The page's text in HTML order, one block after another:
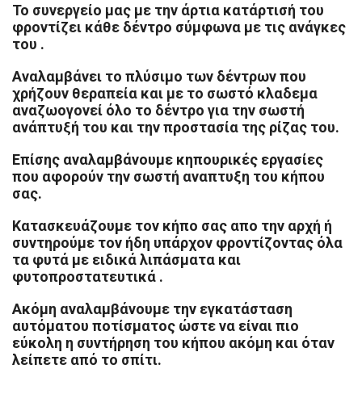
Το συνεργείο μας με την άρτια κατάρτισή του
φροντίζει κάθε δέντρο σύμφωνα με τις ανάγκες
του .
Αναλαμβάνει το πλύσιμο των δέντρων που
χρήζουν θεραπεία και με το σωστό κλαδεμα
αναζωογονεί όλο το δέντρο για την σωστή
ανάπτυξή του και την προστασία της ρίζας του.
Επίσης αναλαμβάνουμε κηπουρικές εργασίες
που αφορούν την σωστή αναπτυξη του κήπου
σας.
Κατασκευάζουμε τον κήπο σας απο την αρχή ή
συντηρούμε τον ήδη υπάρχον φροντίζοντας όλα
τα φυτά με ειδικά λιπάσματα και
φυτοπροστατευτικά .
Ακόμη αναλαμβάνουμε την εγκατάσταση
αυτόματου ποτίσματος ώστε να είναι πιο
εύκολη η συντήρηση του κήπου ακόμη και όταν
λείπετε από το σπίτι.